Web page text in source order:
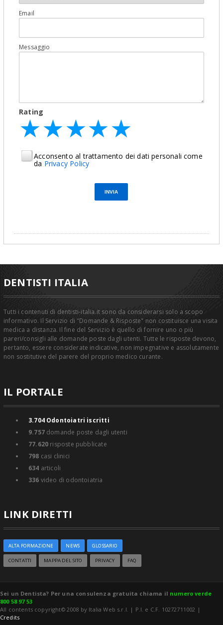
Email
Messaggio
Rating
★
★★
★★★
★★★★
★★★★★
Acconsento al trattamento dei dati personali come
da Privacy Policy
DENTISTI ITALIA
Tutti i contenuti di dentisti-italia.it sono da considerarsi solo a scopo
informativo. Il Servizio di "Domande & Risposte" non costituisce una visita
medica a distanza. Il fine del Servizio è quello di fornire uno o più
pareri/consigli alle domande poste dagli utenti. Tutte le risposte devono,
pertanto, essere considerate indicative, non impegnative e assolutamente
non sostitutive del parere del proprio medico curante.
IL PORTALE
3.704Odontoiatri iscritti
9.757domande poste dagli utenti
77.620 risposte pubblicate
798 casi clinici
634 articoli
336 video di odontoiatria
LINK DIRETTI
ALTA FORMAZIONE NEWS GLOSSARIO
CONTATTI MAPPA DEL SITO PRIVACY FAQ
Sei un Dentista? Per una consulenza gratuita chiama il numero verde
800 58 97 53
All contents copyright© 2008 by Italia Web s.r.l. | P.I. e C.F. 10272711002 |
Credits